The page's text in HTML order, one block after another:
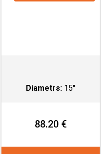
Diametrs: 15"
88.20 €